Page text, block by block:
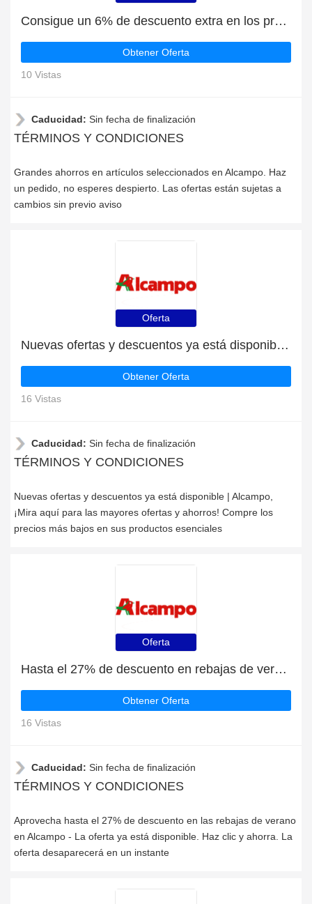
Consigue un 6% de descuento extra en los productos de Alcampo
Obtener Oferta
10 Vistas
Caducidad: Sin fecha de finalización
TÉRMINOS Y CONDICIONES
Grandes ahorros en artículos seleccionados en Alcampo. Haz
un pedido, no esperes despierto. Las ofertas están sujetas a
cambios sin previo aviso
Oferta
Nuevas ofertas y descuentos ya está disponible | Alcampo
Obtener Oferta
16 Vistas
Caducidad: Sin fecha de finalización
TÉRMINOS Y CONDICIONES
Nuevas ofertas y descuentos ya está disponible | Alcampo,
¡Mira aquí para las mayores ofertas y ahorros! Compre los
precios más bajos en sus productos esenciales
Oferta
Hasta el 27% de descuento en rebajas de verano | fin en breve
Obtener Oferta
16 Vistas
Caducidad: Sin fecha de finalización
TÉRMINOS Y CONDICIONES
Aprovecha hasta el 27% de descuento en las rebajas de verano
en Alcampo - La oferta ya está disponible. Haz clic y ahorra. La
oferta desaparecerá en un instante